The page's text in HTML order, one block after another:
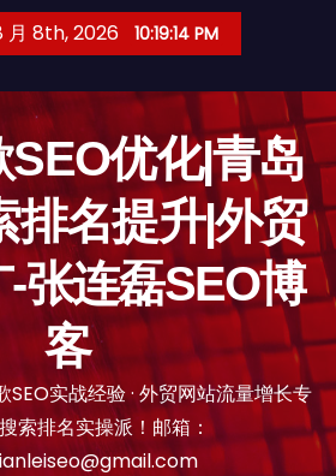
月 8th, 2026 10:19:15 PM
优化|青岛
排名提升|外贸
-张连磊SEO博
客
SEO实战经验 · 外贸网站流量增长专
索排名实操派！邮箱：